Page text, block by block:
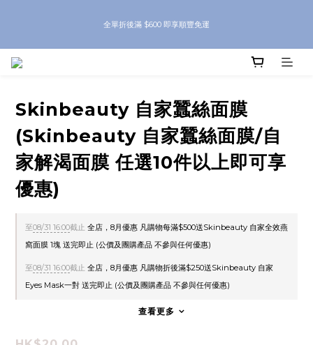
全單折後滿 $600 即享順豐免運
8月優惠 凡購物折後滿$250送Skinbeauty 自家Eyes Mask一對 每滿$500送
Skinbeauty 自家蠶絲面膜
(Skinbeauty 自家蠶絲面膜/自
家解渴面膜 任選10件以上即可享
優惠)
至08/31 16:00截止 全店，8月優惠 凡購物每滿$500送Skinbeauty 自家全效燕
窩面膜 1塊 送完即止 (公價及團購產品 不參與任何優惠)
至08/31 16:00截止 全店，8月優惠 凡購物折後滿$250送Skinbeauty 自家
Eyes Mask一對 送完即止 (公價及團購產品 不參與任何優惠)
查看更多